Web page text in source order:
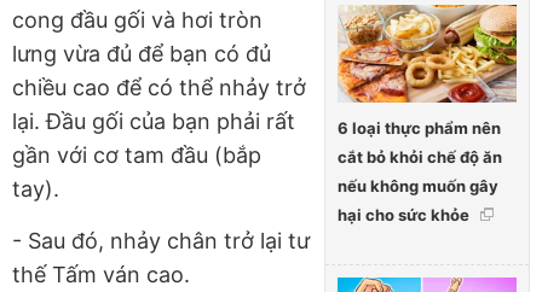
6 loại thực phẩm nên
cắt bỏ khỏi chế độ ăn
nếu không muốn gây
hại cho sức khỏe
cong đầu gối và hơi tròn
lưng vừa đủ để bạn có đủ
chiều cao để có thể nhảy trở
lại. Đầu gối của bạn phải rất
gần với cơ tam đầu (bắp
tay).
- Sau đó, nhảy chân trở lại tư
thế Tấm ván cao.